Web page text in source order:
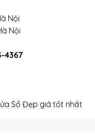
Nội
Nội
4367
Sổ Đẹp giá tốt nhất